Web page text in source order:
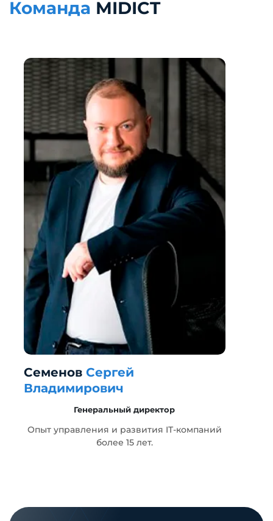
Команда MIDICT
Семенов Сергей
Владимирович
Генеральный директор
Опыт управления и развития IT-компаний
более 15 лет.